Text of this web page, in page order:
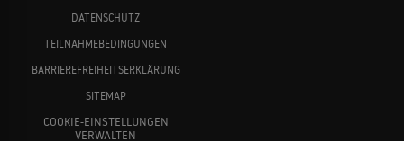
DATENSCHUTZ
TEILNAHMEBEDINGUNGEN
BARRIEREFREIHEITSERKLÄRUNG
SITEMAP
COOKIE-EINSTELLUNGEN
VERWALTEN